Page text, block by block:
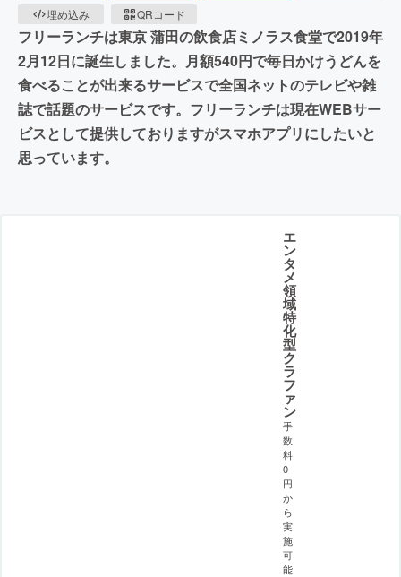
埋め込み
QRコード
フリーランチは東京 蒲田の飲食店ミノラス食堂で2019年
2月12日に誕生しました。月額540円で毎日かけうどんを
食べることが出来るサービスで全国ネットのテレビや雑
誌で話題のサービスです。フリーランチは現在WEBサー
ビスとして提供しておりますがスマホアプリにしたいと
思っています。
エ
ン
タ
メ
領
域
特
化
型
ク
ラ
フ
ァ
ン
手
数
料
0
円
か
ら
実
施
可
能